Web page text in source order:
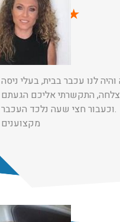
★★★★ ★
רננה מועלם
25/12/2024
והיה לנו עכבר בבית, בעלי ניסה
התקשרתי אליכם הגעתם
וכעבור חצי שעה נלכד העכבר.
מקצוענים